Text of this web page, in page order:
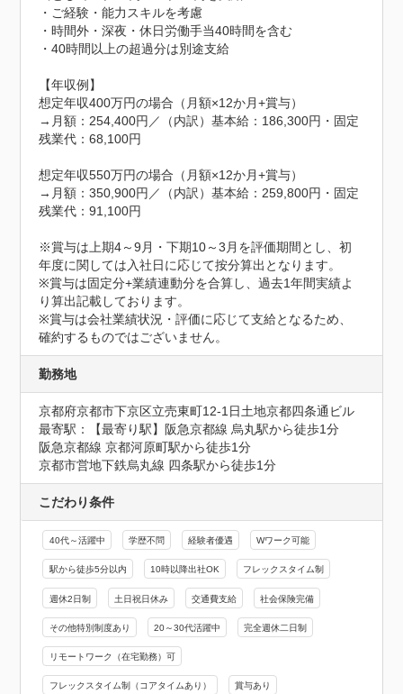
・ご経験・能力スキルを考慮
・時間外・深夜・休日労働手当40時間を含む
・40時間以上の超過分は別途支給
【年収例】
想定年収400万円の場合（月額×12か月+賞与）
→月額：254,400円／（内訳）基本給：186,300円・固定
残業代：68,100円
想定年収550万円の場合（月額×12か月+賞与）
→月額：350,900円／（内訳）基本給：259,800円・固定
残業代：91,100円
※賞与は上期4～9月・下期10～3月を評価期間とし、初
年度に関しては入社日に応じて按分算出となります。
※賞与は固定分+業績連動分を合算し、過去1年間実績よ
り算出記載しております。
※賞与は会社業績状況・評価に応じて支給となるため、
確約するものではございません。
勤務地
京都府京都市下京区立売東町12-1日土地京都四条通ビル
最寄駅：【最寄り駅】阪急京都線 烏丸駅から徒歩1分
阪急京都線 京都河原町駅から徒歩1分
京都市営地下鉄烏丸線 四条駅から徒歩1分
こだわり条件
40代～活躍中 学歴不問 経験者優遇 Wワーク可能
駅から徒歩5分以内 10時以降出社OK フレックスタイム制
週休2日制 土日祝日休み 交通費支給 社会保険完備
その他特別制度あり 20～30代活躍中 完全週休二日制
リモートワーク（在宅勤務）可
フレックスタイム制（コアタイムあり） 賞与あり